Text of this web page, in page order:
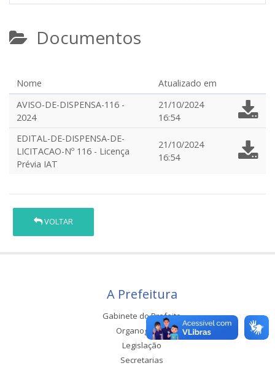
Documentos
Nome
Atualizado em
AVISO-DE-DISPENSA-116 -
2024
21/10/2024
16:54
EDITAL-DE-DISPENSA-DE-
LICITACAO-Nº 116 - Licença
Prévia IAT
21/10/2024
16:54
VOLTAR
A Prefeitura
Gabinete do Prefeito
Organograma
Legislação
Secretarias